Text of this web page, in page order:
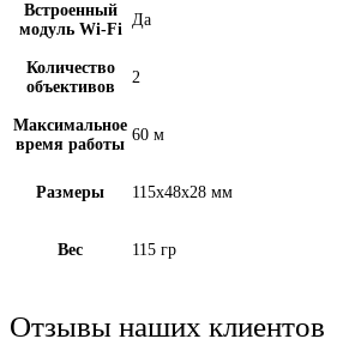
Встроенный
модуль Wi-Fi
Да
Количество
объективов
2
Максимальное
время работы
60 м
Размеры 115х48х28 мм
Вес 115 гр
Отзывы наших клиентов